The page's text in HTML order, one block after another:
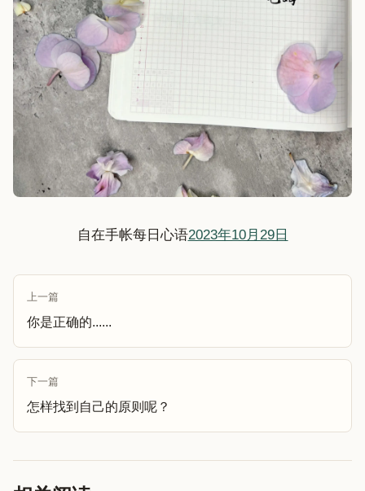
自在手帐每日心语2023年10月29日
上一篇
你是正确的......
下一篇
怎样找到自己的原则呢？